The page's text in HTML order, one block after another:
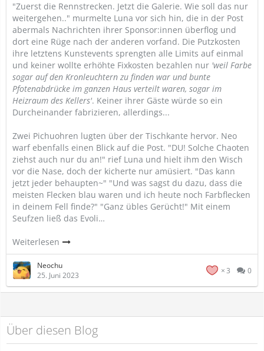
"Zuerst die Rennstrecken. Jetzt die Galerie. Wie soll das nur
weitergehen.." murmelte Luna vor sich hin, die in der Post
abermals Nachrichten ihrer Sponsor:innen überflog und
dort eine Rüge nach der anderen vorfand. Die Putzkosten
ihre letztens Kunstevents sprengten alle Limits auf einmal
und keiner wollte erhöhte Fixkosten bezahlen nur 'weil Farbe
sogar auf den Kronleuchtern zu finden war und bunte
Pfotenabdrücke im ganzen Haus verteilt waren, sogar im
Heizraum des Kellers'. Keiner ihrer Gäste würde so ein
Durcheinander fabrizieren, allerdings...
Zwei Pichuohren lugten über der Tischkante hervor. Neo
warf ebenfalls einen Blick auf die Post. "DU! Solche Chaoten
ziehst auch nur du an!" rief Luna und hielt ihm den Wisch
vor die Nase, doch der kicherte nur amüsiert. "Das kann
jetzt jeder behaupten~" "Und was sagst du dazu, dass die
meisten Flecken blau waren und ich heute noch Farbflecken
in deinem Fell finde?" "Ganz übles Gerücht!" Mit einem
Seufzen ließ das Evoli…
Weiterlesen
Neochu
25. Juni 2023
3 0
Über diesen Blog